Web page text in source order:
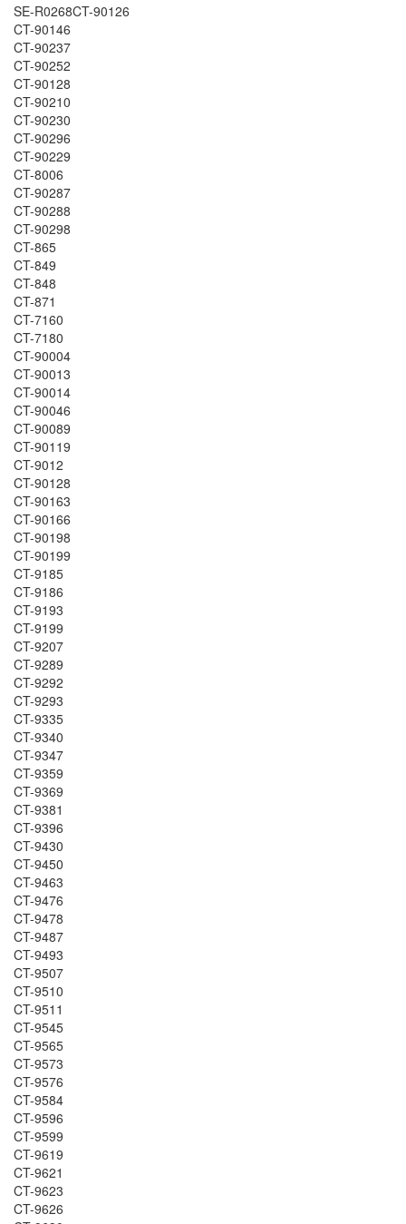
SE-R0268CT-90126
CT-90146
CT-90237
CT-90252
CT-90128
CT-90210
CT-90230
CT-90296
CT-90229
CT-8006
CT-90287
CT-90288
CT-90298
CT-865
CT-849
CT-848
CT-871
CT-7160
CT-7180
CT-90004
CT-90013
CT-90014
CT-90046
CT-90089
CT-90119
CT-9012
CT-90128
CT-90163
CT-90166
CT-90198
CT-90199
CT-9185
CT-9186
CT-9193
CT-9199
CT-9207
CT-9289
CT-9292
CT-9293
CT-9335
CT-9340
CT-9347
CT-9359
CT-9369
CT-9381
CT-9396
CT-9430
CT-9450
CT-9463
CT-9476
CT-9478
CT-9487
CT-9493
CT-9507
CT-9510
CT-9511
CT-9545
CT-9565
CT-9573
CT-9576
CT-9584
CT-9596
CT-9599
CT-9619
CT-9621
CT-9623
CT-9626